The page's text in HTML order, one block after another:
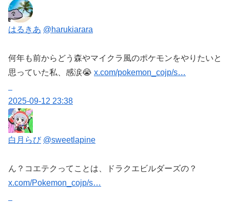
はるきあ @harukiarara
何年も前からどう森やマイクラ風のポケモンをやりたいと
思っていた私、感涙😭 x.com/pokemon_cojp/s…
2025-09-12 23:38
白月らび @sweetlapine
ん？コエテクってことは、ドラクエビルダーズの？
x.com/Pokemon_cojp/s…